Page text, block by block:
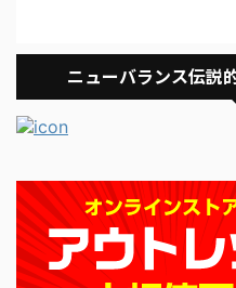
ニューバランス伝説